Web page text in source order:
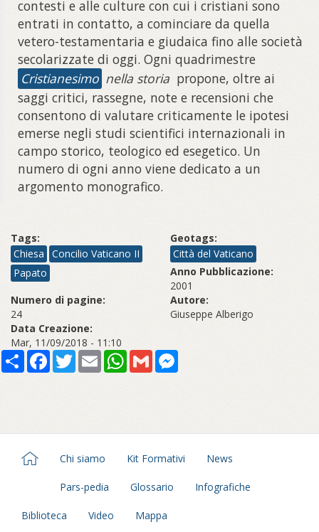
contesti e alle culture con cui i cristiani sono
entrati in contatto, a cominciare da quella
vetero-testamentaria e giudaica fino alle società
secolarizzate di oggi. Ogni quadrimestre
Cristianesimo nella storia propone, oltre ai
saggi critici, rassegne, note e recensioni che
consentono di valutare criticamente le ipotesi
emerse negli studi scientifici internazionali in
campo storico, teologico ed esegetico. Un
numero di ogni anno viene dedicato a un
argomento monografico.
Tags:
Chiesa
Concilio Vaticano II
Papato
Geotags:
Città del Vaticano
Anno Pubblicazione:
2001
Numero di pagine:
24
Autore:
Giuseppe Alberigo
Data Creazione:
Mar, 11/09/2018 - 11:10
Share Facebook
TwitterEmail WhatsApp
Gmail
Chi siamo Kit Formativi News
Pars-pedia Glossario Infografiche
Biblioteca Video Mappa